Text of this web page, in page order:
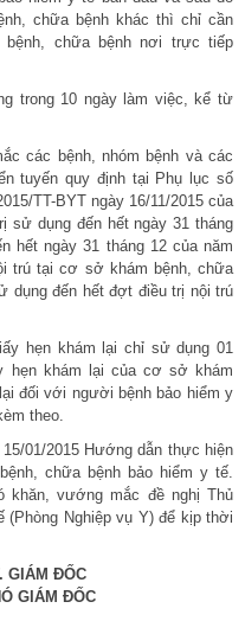
chữa bệnh khác thì chỉ cần
chữa bệnh nơi trực tiếp
trong 10 ngày làm việc, kể từ
các bệnh, nhóm bệnh và các
tuyến quy định tại Phụ lục số
TT-BYTngày 16/11/2015 của
sử dụng đến hết ngày 31 tháng
hết ngày 31 tháng 12 của năm
trú tại cơ sở khám bệnh, chữa
dụng đến hết đợt điều trị nội trú
hẹn khám lại chỉ sử dụng 01
hẹn khám lại của cơ sở khám
đối với người bệnh bảo hiểm y
theo.
01/2015 Hướng dẫn thực hiện
chữa bệnh bảo hiểm y tế.
khăn, vướng mắc đề nghị Thủ
Nghiệp vụ Y) để kịp thời
GIÁM ĐỐC
GIÁM ĐỐC